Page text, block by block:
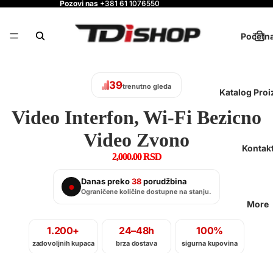
Pozovi nas +381 61 1076550
Katalog
More
38trenutno gleda
Video Interfon, Wi-Fi Bezicno
Video Zvono
2,000.00 RSD
● Danas preko38porudžbina
Ograničene količine dostupne na stanju.
1.200+
zadovoljnih kupaca
24–48h
brza dostava
100%
sigurna kupovina